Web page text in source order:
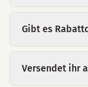
Gibt es
Versendet ihr